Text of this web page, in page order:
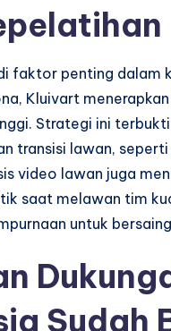
faktor penting dalam
Kluivart
Strategi ini
transisi lawan,
video lawan juga
saat melawan tim
untuk
Sudah